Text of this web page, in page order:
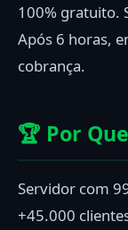
100% gratuito.
Após 6 horas,
cobrança.
🏆 Por
Servidor com
+45.000